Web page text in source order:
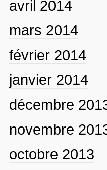
avril 2014
mars 2014
février 2014
janvier 2014
décembre
novembre
octobre 2013